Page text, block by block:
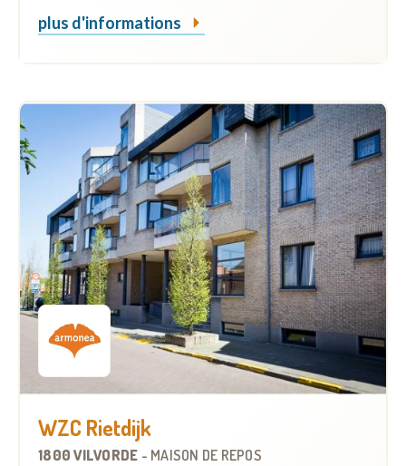
plus d'informations
WZC Rietdijk
1800 VILVORDE - MAISON DE REPOS